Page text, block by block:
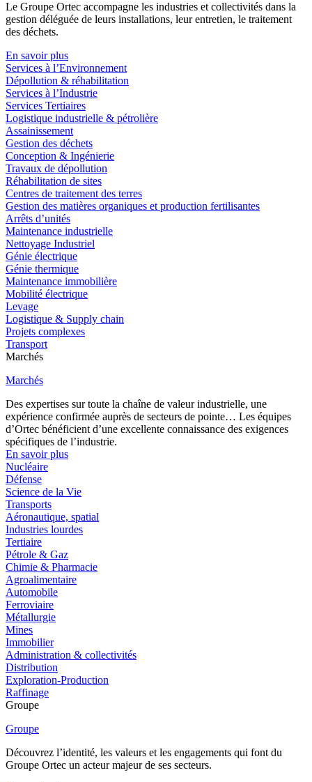
Le Groupe Ortec accompagne les industries et collectivités dans la
gestion déléguée de leurs installations, leur entretien, le traitement
des déchets.
En savoir plus
Services à l’Environnement
Dépollution & réhabilitation
Services à l’Industrie
Services Tertiaires
Logistique industrielle & pétrolière
Assainissement
Gestion des déchets
Conception & Ingénierie
Travaux de dépollution
Réhabilitation de sites
Centres de traitement des terres
Gestion des matières organiques et production fertilisantes
Arrêts d’unités
Maintenance industrielle
Nettoyage Industriel
Génie électrique
Génie thermique
Maintenance immobilière
Mobilité électrique
Levage
Logistique & Supply chain
Projets complexes
Transport
Marchés
Marchés
Des expertises sur toute la chaîne de valeur industrielle, une
expérience confirmée auprès de secteurs de pointe… Les équipes
d’Ortec bénéficient d’une excellente connaissance des exigences
spécifiques de l’industrie.
En savoir plus
Nucléaire
Défense
Science de la Vie
Transports
Aéronautique, spatial
Industries lourdes
Tertiaire
Pétrole & Gaz
Chimie & Pharmacie
Agroalimentaire
Automobile
Ferroviaire
Métallurgie
Mines
Immobilier
Administration & collectivités
Distribution
Exploration-Production
Raffinage
Groupe
Groupe
Découvrez l’identité, les valeurs et les engagements qui font du
Groupe Ortec un acteur majeur de ses secteurs.